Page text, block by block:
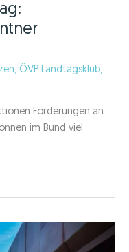
, ÖVP Landtagsklub,
Forderungen an
im Bund viel